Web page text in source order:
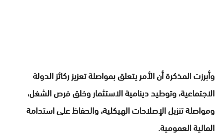
وأبرزت المذكرة أن الأمر يتعلق بمواصلة تعزيز ركائز الدولة
الاجتماعية، وتوطيد دينامية الاستثمار وخلق فرص الشغل،
ومواصلة تنزيل الإصلاحات الهيكلية، والحفاظ على استدامة
المالية العمومية.